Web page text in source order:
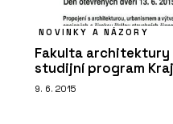
NOVINKY A NÁZORY
Fakulta architektury
studijní program
9. 6. 2015